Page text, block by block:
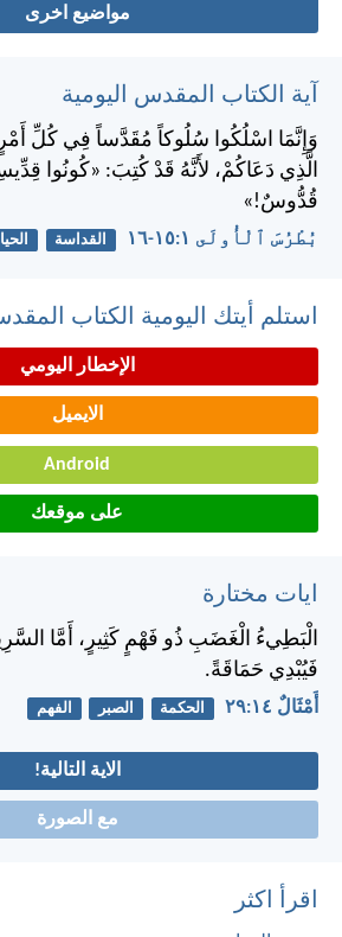
مواضيع اخرى
آية الكتاب المقدس اليومية
وَإِنَّمَا اسْلُكُوا سُلُوكاً مُقَدَّساً فِي كُلِّ
الَّذِي دَعَاكُمْ، لأَنَّهُ قَدْ كُتِبَ: «كُونُوا
قُدُّوسٌ!»
بُطْرُسَ ٱلْأُولَى ١:‏١٥-‏١٦ القداسة
استلم أيتك اليومية الكتاب
الإخطار اليومي
الايميل
Android
على موقعك
ايات مختارة
الْبَطِيءُ الْغَضَبِ ذُو فَهْمٍ كَثِيرٍ، أَمَّا
فَيُبْدِي حَمَاقَةً.
أَمْثَالٌ ١٤:‏٢٩ الحكمة الصبر الفهم
الاية التالية!
مع الصورة
اقرأ اكثر